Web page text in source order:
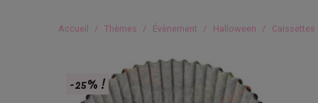
Accueil Thèmes Évènement Halloween Caissettes
-25% !